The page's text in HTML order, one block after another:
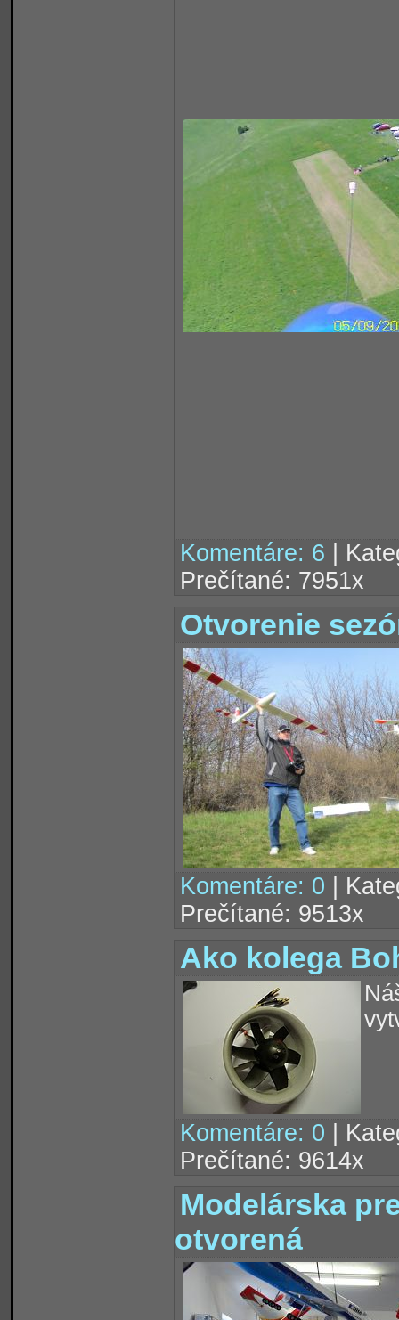
Komentáre: 6 |
Prečítané: 7951x
Otvorenie
Komentáre: 0 |
Prečítané: 9513x
Ako kolega
Komentáre: 0 |
Prečítané: 9614x
Modelárska
otvorená